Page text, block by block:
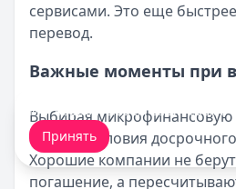
сервисами. Это еще
перевод.
Важные моменты при
Выбирая микрофинансовую
изучите условия
Хорошие компании не
погашение, а
Мы обрабатываем ваши
Принять